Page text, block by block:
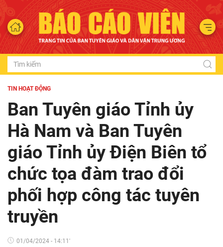
TIN HOẠT ĐỘNG
Ban Tuyên giáo Tỉnh ủy
Hà Nam và Ban Tuyên
giáo Tỉnh ủy Điện Biên tổ
chức tọa đàm trao đổi
phối hợp công tác tuyên
truyền
01/04/2024 - 14:11'